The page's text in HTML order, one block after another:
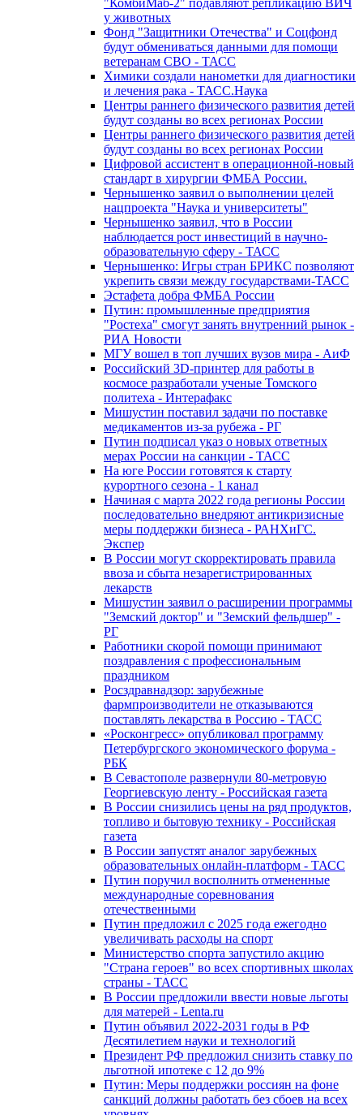
"КомбиМаб-2" подавляют репликацию ВИЧ
у животных
Фонд "Защитники Отечества" и Соцфонд
будут обмениваться данными для помощи
ветеранам СВО - ТАСС
Химики создали нанометки для диагностики
и лечения рака - ТАСС.Наука
Центры раннего физического развития детей
будут созданы во всех регионах России
Центры раннего физического развития детей
будут созданы во всех регионах России
Цифровой ассистент в операционной-новый
стандарт в хирургии ФМБА России.
Чернышенко заявил о выполнении целей
нацпроекта "Наука и университеты"
Чернышенко заявил, что в России
наблюдается рост инвестиций в научно-
образовательную сферу - ТАСС
Чернышенко: Игры стран БРИКС позволяют
укрепить связи между государствами-ТАСС
Эстафета добра ФМБА России
Путин: промышленные предприятия
"Ростеха" смогут занять внутренний рынок -
РИА Новости
МГУ вошел в топ лучших вузов мира - АиФ
Российский 3D-принтер для работы в
космосе разработали ученые Томского
политеха - Интерафакс
Мишустин поставил задачи по поставке
медикаментов из-за рубежа - РГ
Путин подписал указ о новых ответных
мерах России на санкции - ТАСС
На юге России готовятся к старту
курортного сезона - 1 канал
Начиная с марта 2022 года регионы России
последовательно внедряют антикризисные
меры поддержки бизнеса - РАНХиГС.
Экспер
В России могут скорректировать правила
ввоза и сбыта незарегистрированных
лекарств
Мишустин заявил о расширении программы
"Земский доктор" и "Земский фельдшер" -
РГ
Работники скорой помощи принимают
поздравления с профессиональным
праздником
Росздравнадзор: зарубежные
фармпроизводители не отказываются
поставлять лекарства в Россию - ТАСС
«Росконгресс» опубликовал программу
Петербургского экономического форума -
РБК
В Севастополе развернули 80-метровую
Георгиевскую ленту - Российская газета
В России снизились цены на ряд продуктов,
топливо и бытовую технику - Российская
газета
В России запустят аналог зарубежных
образовательных онлайн-платформ - ТАСС
Путин поручил восполнить отмененные
международные соревнования
отечественными
Путин предложил с 2025 года ежегодно
увеличивать расходы на спорт
Министерство спорта запустило акцию
"Страна героев" во всех спортивных школах
страны - ТАСС
В России предложили ввести новые льготы
для матерей - Lenta.ru
Путин объявил 2022-2031 годы в РФ
Десятилетием науки и технологий
Президент РФ предложил снизить ставку по
льготной ипотеке с 12 до 9%
Путин: Меры поддержки россиян на фоне
санкций должны работать без сбоев на всех